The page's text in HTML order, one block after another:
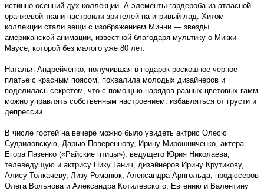
истинно осенний дух коллекции. А элементы гардероба из атласной
оранжевой ткани настроили зрителей на игривый лад. Хитом
коллекции стали вещи с изображением Минни — звезды
американской анимации, известной благодаря мультику о Микки-
Маусе, которой без малого уже 80 лет.
Наталья Андрейченко, получившая в подарок роскошное черное
платье с красным поясом, похвалила молодых дизайнеров и
поделилась секретом, что с помощью нарядов разных цветовых гамм
можно управлять собственным настроением: избавляться от грусти и
депрессии.
В числе гостей на вечере можно было увидеть актрис Олесю
Судзиловскую, Дарью Повереннову, Ирину Мирошниченко, актера
Егора Пазенко («Райские птицы»), ведущего Юрия Николаева,
телеведущую и актрису Нику Ганич, дизайнеров Ирину Крутикову,
Алису Толкачеву, Лизу Романюк, Александра Арнгольда, продюсеров
Олега Вольнова и Александра Котилевского, Евгению и Валентину